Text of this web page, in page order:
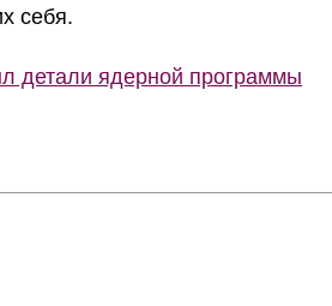
себя.
детали ядерной программы